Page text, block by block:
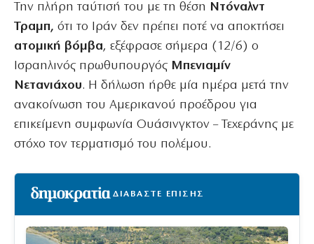
Την πλήρη ταύτισή του με τη θέση Ντόναλντ
Τραμπ, ότι το Ιράν δεν πρέπει ποτέ να αποκτήσει
ατομική βόμβα, εξέφρασε σήμερα (12/6) ο
Ισραηλινός πρωθυπουργός Μπενιαμίν
Νετανιάχου. Η δήλωση ήρθε μία ημέρα μετά την
ανακοίνωση του Αμερικανού προέδρου για
επικείμενη συμφωνία Ουάσινγκτον – Τεχεράνης με
στόχο τον τερματισμό του πολέμου.
ΔΙΑΒΑΣΤΕ ΕΠΙΣΗΣ